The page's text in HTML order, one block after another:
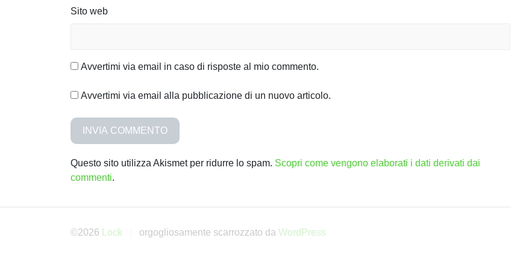
Sito web
Avvertimi via email in caso di risposte al mio commento.
Avvertimi via email alla pubblicazione di un nuovo articolo.
Questo sito utilizza Akismet per ridurre lo spam. Scopri come vengono elaborati i dati derivati dai
commenti.
©2026 Lock orgogliosamente scarrozzato da WordPress